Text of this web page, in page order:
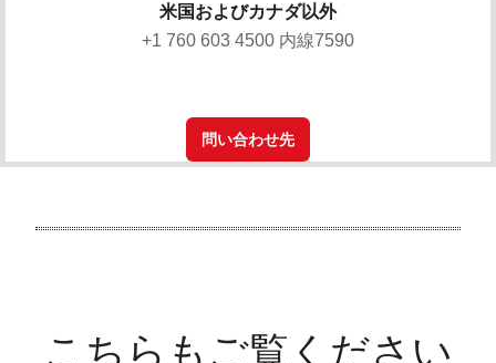
米国およびカナダ以外
+1 760 603 4500 内線7590
問い合わせ先
こちらもご覧ください